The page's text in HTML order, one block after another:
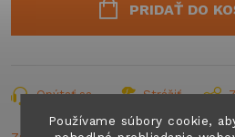
Používame súbory cookie,
PRIDAŤ DO
Opýtať sa Strážiť